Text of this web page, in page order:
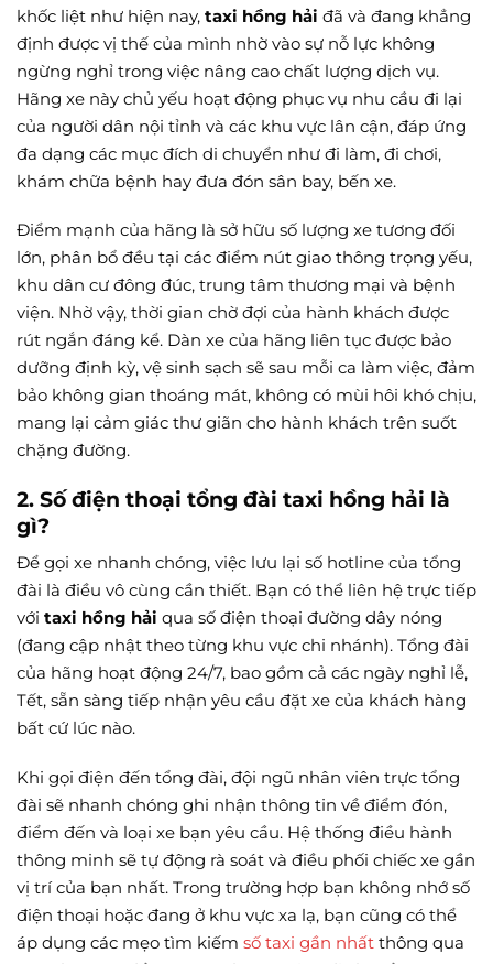
khốc liệt như hiện nay, taxi hồng hải đã và đang khẳng
định được vị thế của mình nhờ vào sự nỗ lực không
ngừng nghỉ trong việc nâng cao chất lượng dịch vụ.
Hãng xe này chủ yếu hoạt động phục vụ nhu cầu đi lại
của người dân nội tỉnh và các khu vực lân cận, đáp ứng
đa dạng các mục đích di chuyển như đi làm, đi chơi,
khám chữa bệnh hay đưa đón sân bay, bến xe.
Điểm mạnh của hãng là sở hữu số lượng xe tương đối
lớn, phân bổ đều tại các điểm nút giao thông trọng yếu,
khu dân cư đông đúc, trung tâm thương mại và bệnh
viện. Nhờ vậy, thời gian chờ đợi của hành khách được
rút ngắn đáng kể. Dàn xe của hãng liên tục được bảo
dưỡng định kỳ, vệ sinh sạch sẽ sau mỗi ca làm việc, đảm
bảo không gian thoáng mát, không có mùi hôi khó chịu,
mang lại cảm giác thư giãn cho hành khách trên suốt
chặng đường.
2. Số điện thoại tổng đài taxi hồng hải là
gì?
Để gọi xe nhanh chóng, việc lưu lại số hotline của tổng
đài là điều vô cùng cần thiết. Bạn có thể liên hệ trực tiếp
với taxi hồng hải qua số điện thoại đường dây nóng
(đang cập nhật theo từng khu vực chi nhánh). Tổng đài
của hãng hoạt động 24/7, bao gồm cả các ngày nghỉ lễ,
Tết, sẵn sàng tiếp nhận yêu cầu đặt xe của khách hàng
bất cứ lúc nào.
Khi gọi điện đến tổng đài, đội ngũ nhân viên trực tổng
đài sẽ nhanh chóng ghi nhận thông tin về điểm đón,
điểm đến và loại xe bạn yêu cầu. Hệ thống điều hành
thông minh sẽ tự động rà soát và điều phối chiếc xe gần
vị trí của bạn nhất. Trong trường hợp bạn không nhớ số
điện thoại hoặc đang ở khu vực xa lạ, bạn cũng có thể
áp dụng các mẹo tìm kiếm số taxi gần nhất thông qua